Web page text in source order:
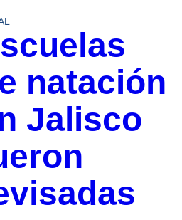
natación
Jalisco